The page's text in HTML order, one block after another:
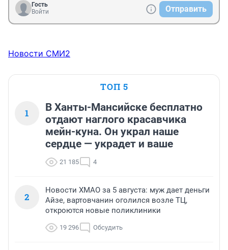
Гость
Войти
Отправить
Новости СМИ2
ТОП 5
1
В Ханты-Мансийске бесплатно
отдают наглого красавчика
мейн-куна. Он украл наше
сердце — украдет и ваше
21 185 4
2
Новости ХМАО за 5 августа: муж дает деньги
Айзе, вартовчанин оголился возле ТЦ,
откроются новые поликлиники
19 296 Обсудить